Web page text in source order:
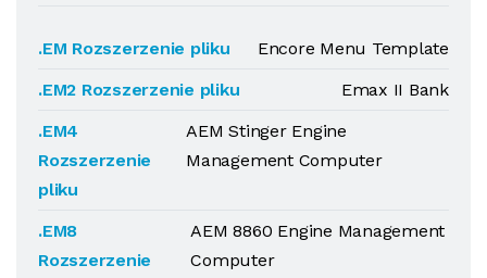
.EM Rozszerzenie pliku
Encore Menu Template
.EM2 Rozszerzenie pliku
Emax II Bank
.EM4
Rozszerzenie
pliku
AEM Stinger Engine
Management Computer
.EM8
Rozszerzenie
AEM 8860 Engine Management
Computer